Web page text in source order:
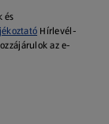
és
Hírlevél-
az e-